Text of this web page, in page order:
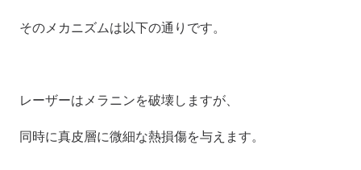
そのメカニズムは以下の通りです。
レーザーはメラニンを破壊しますが、
同時に真皮層に微細な熱損傷を与えます。